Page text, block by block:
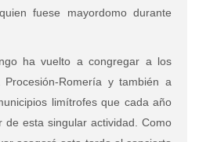
fuese mayordomo durante
ha vuelto a congregar a los
Romería y también a
limítrofes que cada año
de esta singular actividad. Como